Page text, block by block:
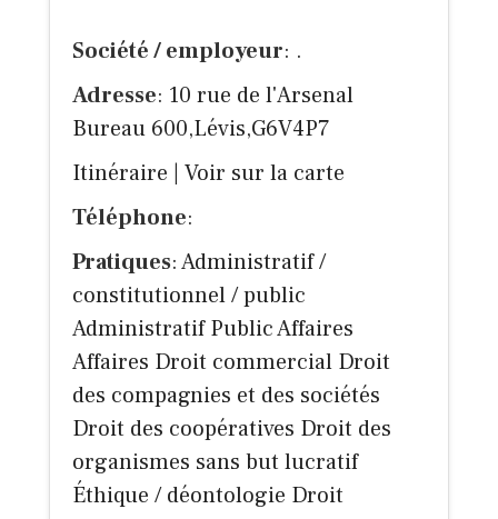
Société / employeur: .
Adresse: 10 rue de l'Arsenal
Bureau 600,Lévis,G6V4P7
Itinéraire
Voir sur la carte
Téléphone:
Pratiques: Administratif /
constitutionnel / public
Administratif Public Affaires
Affaires Droit commercial Droit
des compagnies et des sociétés
Droit des coopératives Droit des
organismes sans but lucratif
Éthique / déontologie Droit